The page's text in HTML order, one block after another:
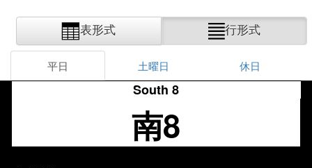
表形式 行形式
平日 土曜日 休日
South 8
南8